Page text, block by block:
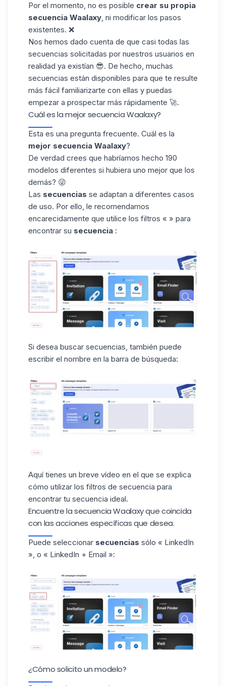
Por el momento, no es posible crear su propia
secuencia Waalaxy, ni modificar los pasos
existentes. ❌
Nos hemos dado cuenta de que casi todas las
secuencias solicitadas por nuestros usuarios en
realidad ya existían 😎. De hecho, muchas
secuencias están disponibles para que te resulte
más fácil familiarizarte con ellas y puedas
empezar a prospectar más rápidamente 🚀.
Cuál es la mejor secuencia Waalaxy?
Esta es una pregunta frecuente. Cuál es la
mejor secuencia Waalaxy?
De verdad crees que habríamos hecho 190
modelos diferentes si hubiera uno mejor que los
demás? 😜
Las secuencias se adaptan a diferentes casos
de uso. Por ello, le recomendamos
encarecidamente que utilice los filtros « » para
encontrar su secuencia :
Si desea buscar secuencias , también puede
escribir el nombre en la barra de búsqueda:
Aquí tienes un breve vídeo en el que se explica
cómo utilizar los filtros de secuencia para
encontrar tu secuencia ideal.
Encuentre la secuencia Waalaxy que coincida
con las acciones específicas que desea.
Puede seleccionar secuencias sólo « LinkedIn
», o « LinkedIn + Email »:
¿Cómo solicito un modelo?